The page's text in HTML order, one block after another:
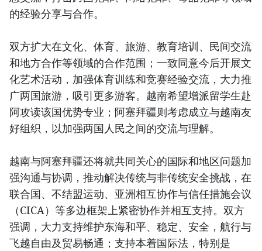
的经验分享与合作。
双方扩大在文化、体育、旅游、教育培训、民间交流
和地方合作等领域的合作范围；一致同意今后开展文
化艺术活动，加强体育训练和竞赛经验交流，大力推
广两国旅游，吸引更多游客。越南希望增派留学生赴
阿攻读该国优势专业；阿塞拜疆则考虑成立与越南友
好组织，以加强两国人民之间的交流与理解。
越南与阿塞拜疆还将就共同关心的国际和地区问题加
强沟通与协调，推动解决传统与非传统安全挑战，在
联合国、不结盟运动、亚洲相互协作与信任措施会议
（CICA）等多边框架上紧密协作并相互支持。双方
强调，大力支持维护东海和平、稳定、安全，航行与
飞越自由及贸易畅通；支持本着国际法，特别是